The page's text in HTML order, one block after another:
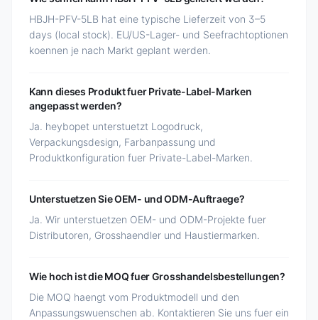
HBJH-PFV-5LB hat eine typische Lieferzeit von 3–5
days (local stock). EU/US-Lager- und Seefrachtoptionen
koennen je nach Markt geplant werden.
Kann dieses Produkt fuer Private-Label-Marken
angepasst werden?
Ja. heybopet unterstuetzt Logodruck,
Verpackungsdesign, Farbanpassung und
Produktkonfiguration fuer Private-Label-Marken.
Unterstuetzen Sie OEM- und ODM-Auftraege?
Ja. Wir unterstuetzen OEM- und ODM-Projekte fuer
Distributoren, Grosshaendler und Haustiermarken.
Wie hoch ist die MOQ fuer Grosshandelsbestellungen?
Die MOQ haengt vom Produktmodell und den
Anpassungswuenschen ab. Kontaktieren Sie uns fuer ein